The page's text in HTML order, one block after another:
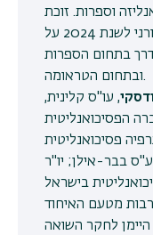
וספרות. זוכת
הפרס הבינלאומי היוקרתי ע"ש סיגורני לשנת 2024 על
בתחום הספרות
ובתחום הטראומה.
, עו"ס קלינית,
הפסיכואנליטית
פסיכואנליטית
בבר-אילן; יו"ר
בישראל
מטעם האיחוד
היימן לחקר השואה